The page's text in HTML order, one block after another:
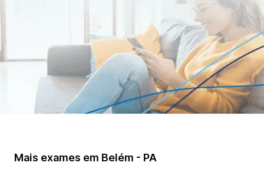
Mais exames em Belém - PA